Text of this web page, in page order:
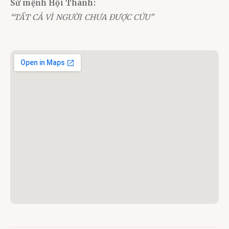
Sứ mệnh Hội Thánh:
“TẤT CẢ VÌ NGƯỜI CHƯA ĐƯỢC CỨU”